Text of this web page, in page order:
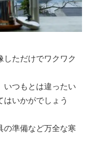
しただけでワクワク
いつもとは違ったい
いかがでしょう
の準備など万全な寒